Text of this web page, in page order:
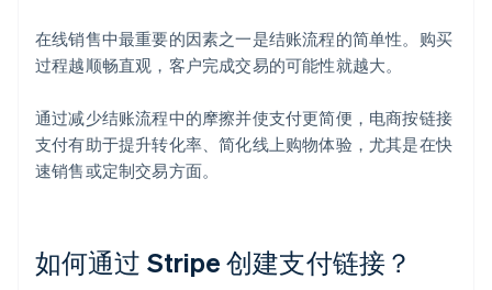
在线销售中最重要的因素之一是结账流程的简单性。购买
过程越顺畅直观，客户完成交易的可能性就越大。
通过减少结账流程中的摩擦并使支付更简便，电商按链接
支付有助于提升转化率、简化线上购物体验，尤其是在快
速销售或定制交易方面。
如何通过 Stripe 创建支付链接？